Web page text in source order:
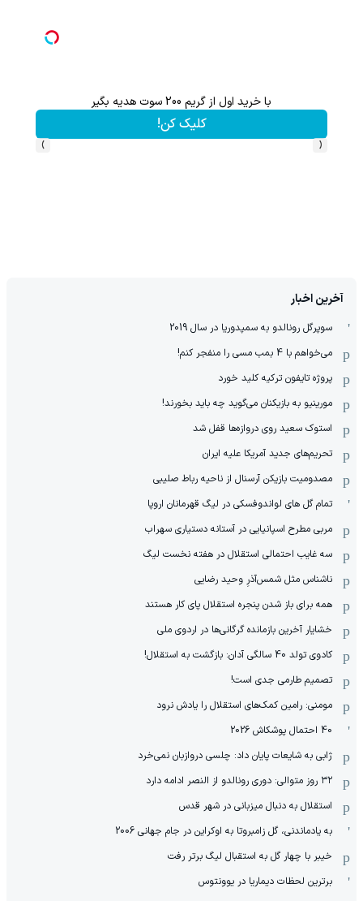
با خرید اول از گریم 200 سوت هدیه بگیر از آیفون 17 تا پلی استیشن 5 جایزه ببر 🎮😍📱 | بازی کن ، گردونه بچرخون
‹
›
آخرین اخبار
سوپرگل رونالدو به سمپدوریا در سال 2019
می‌خواهم با 4 بمب مسی را منفجر کنم!
پروژه تایفون ترکیه کلید خورد
مورینیو به بازیکنان می‌گوید چه باید بخورند!
استوک سعید روی دروازه‌ها قفل شد
تحریم‌های جدید آمریکا علیه ایران
مصدومیت بازیکن آرسنال از ناحیه رباط صلیبی
تمام گل های لواندوفسکی در لیگ قهرمانان اروپا
مربی مطرح اسپانیایی در آستانه دستیاری سهراب
سه غایب احتمالی استقلال در هفته نخست لیگ
ناشناس مثل شمس‌آذرِ وحید رضایی
همه برای باز شدن پنجره استقلال پای کار هستند
خشایار آخرین بازمانده گرگانی‌ها در اردوی ملی
کادوی تولد 40 سالگی آدان: بازگشت به استقلال!
تصمیم طارمی جدی است!
مومنی: رامین کمک‌های استقلال را یادش نرود
40 احتمال پوشکاش 2026
ژابی به شایعات پایان داد: چلسی دروازبان نمی‌خرد
۳۲ روز متوالی: دوری رونالدو از النصر ادامه دارد
استقلال به دنبال میزبانی در شهر قدس
به یادماندنی، گل زامبروتا به اوکراین در جام جهانی 2006
خیبر با چهار گل به استقبال لیگ برتر رفت
برترین لحظات دیماریا در یوونتوس